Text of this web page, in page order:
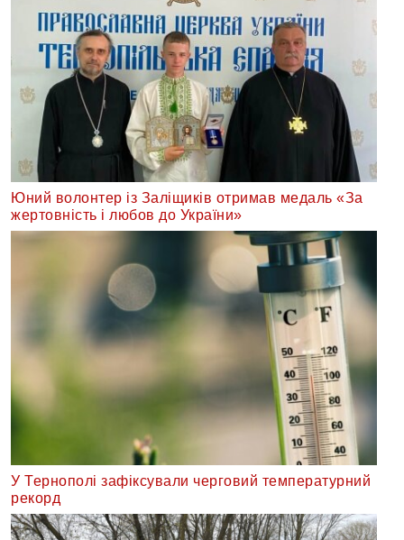
Юний волонтер із Заліщиків отримав медаль «За
жертовність і любов до України»
У Тернополі зафіксували черговий температурний
рекорд